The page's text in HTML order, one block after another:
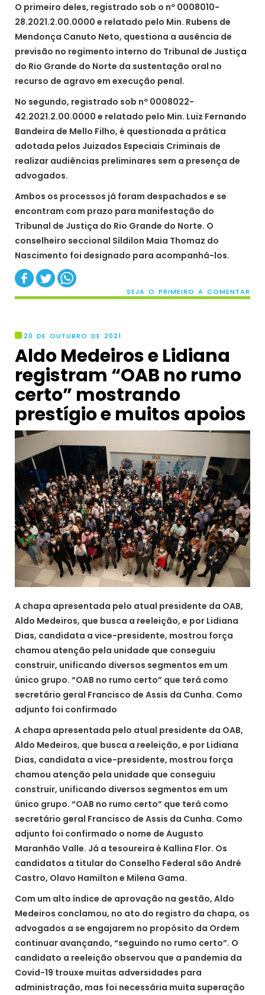
O primeiro deles, registrado sob o nº 0008010-
28.2021.2.00.0000 e relatado pelo Min. Rubens de
Mendonça Canuto Neto, questiona a ausência de
previsão no regimento interno do Tribunal de Justiça
do Rio Grande do Norte da sustentação oral no
recurso de agravo em execução penal.
No segundo, registrado sob nº 0008022-
42.2021.2.00.0000 e relatado pelo Min. Luiz Fernando
Bandeira de Mello Filho, é questionada a prática
adotada pelos Juizados Especiais Criminais de
realizar audiências preliminares sem a presença de
advogados.
Ambos os processos já foram despachados e se
encontram com prazo para manifestação do
Tribunal de Justiça do Rio Grande do Norte. O
conselheiro seccional Síldilon Maia Thomaz do
Nascimento foi designado para acompanhá-los.
SEJA O PRIMEIRO A COMENTAR
20 DE OUTUBRO DE 2021
Aldo Medeiros e Lidiana
registram “OAB no rumo
certo” mostrando
prestígio e muitos apoios
A chapa apresentada pelo atual presidente da OAB,
Aldo Medeiros, que busca a reeleição, e por Lidiana
Dias, candidata a vice-presidente, mostrou força
chamou atenção pela unidade que conseguiu
construir, unificando diversos segmentos em um
único grupo. “OAB no rumo certo” que terá como
secretário geral Francisco de Assis da Cunha. Como
adjunto foi confirmado
A chapa apresentada pelo atual presidente da OAB,
Aldo Medeiros, que busca a reeleição, e por Lidiana
Dias, candidata a vice-presidente, mostrou força
chamou atenção pela unidade que conseguiu
construir, unificando diversos segmentos em um
único grupo. “OAB no rumo certo” que terá como
secretário geral Francisco de Assis da Cunha. Como
adjunto foi confirmado o nome de Augusto
Maranhão Valle. Já a tesoureira é Kallina Flor. Os
candidatos a titular do Conselho Federal são André
Castro, Olavo Hamilton e Milena Gama.
Com um alto índice de aprovação na gestão, Aldo
Medeiros conclamou, no ato do registro da chapa, os
advogados a se engajarem no propósito da Ordem
continuar avançando, “seguindo no rumo certo”. O
candidato a reeleição observou que a pandemia da
Covid-19 trouxe muitas adversidades para
administração, mas foi necessária muita superação